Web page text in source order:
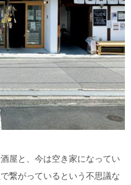
屋と、今は空き家になってい
繋がっているという不思議な